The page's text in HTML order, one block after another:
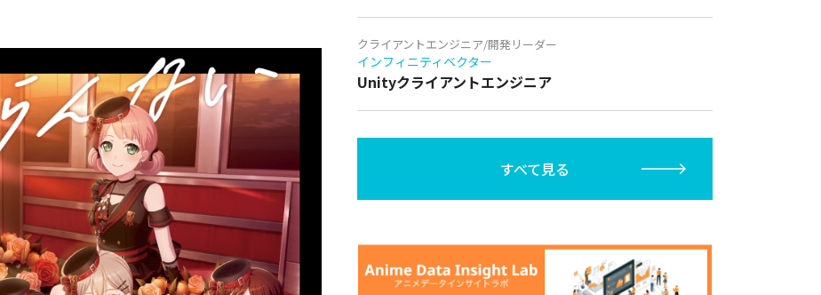
クライアントエンジニア/開発リーダー
インフィニティベクター
Unityクライアントエンジニア
すべて見る